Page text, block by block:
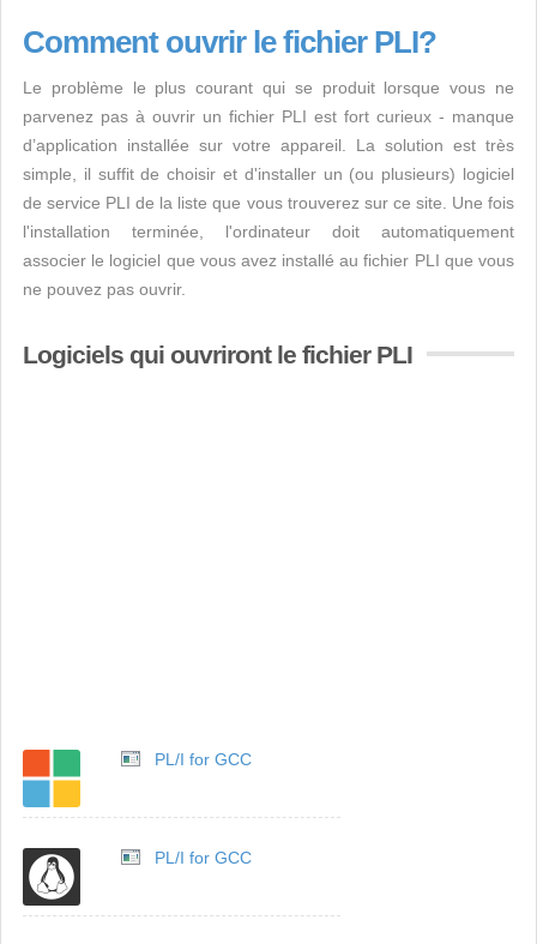
Comment ouvrir le fichier PLI?
Le problème le plus courant qui se produit lorsque vous ne
parvenez pas à ouvrir un fichier PLI est fort curieux - manque
d’application installée sur votre appareil. La solution est très
simple, il suffit de choisir et d'installer un (ou plusieurs) logiciel
de service PLI de la liste que vous trouverez sur ce site. Une fois
l'installation terminée, l'ordinateur doit automatiquement
associer le logiciel que vous avez installé au fichier PLI que vous
ne pouvez pas ouvrir.
Logiciels qui ouvriront le fichier PLI
PL/I for GCC
PL/I for GCC